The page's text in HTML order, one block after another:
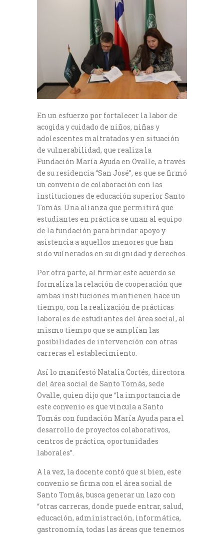
En un esfuerzo por fortalecer la labor de
acogida y cuidado de niños, niñas y
adolescentes maltratados y en situación
de vulnerabilidad, que realiza la
Fundación María Ayuda en Ovalle, a través
de su residencia “San José”, es que se firmó
un convenio de colaboración con las
instituciones de educación superior Santo
Tomás. Una alianza que permitirá que
estudiantes en práctica se unan al equipo
de la fundación para brindar apoyo y
asistencia a aquellos menores que han
sido vulnerados en su dignidad y derechos.
Por otra parte, al firmar este acuerdo se
formaliza la relación de cooperación que
ambas instituciones mantienen hace un
tiempo, con la realización de prácticas
laborales de estudiantes del área social, al
mismo tiempo que se amplían las
posibilidades de intervención con otras
carreras el establecimiento.
Así lo manifestó Natalia Cortés, directora
del área social de Santo Tomás, sede
Ovalle, quien dijo que “la importancia de
este convenio es que vincula a Santo
Tomás con fundación María Ayuda para el
desarrollo de proyectos colaborativos,
centros de práctica, oportunidades
laborales”.
A la vez, la docente contó que si bien, este
convenio se firma con el área social de
Santo Tomás, busca generar un lazo con
“otras carreras, donde puede entrar, salud,
educación, administración, informática,
gastronomía, todas las áreas que tenemos